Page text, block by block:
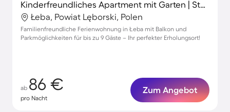
Kinderfreundliches Apartment mit Garten | Stadtblick
Łeba, Powiat Lęborski, Polen
Familienfreundliche Ferienwohnung in Łeba mit Balkon und
Parkmöglichkeiten für bis zu 9 Gäste – Ihr perfekter Erholungsort!
ab 86 €
pro Nacht
Zum Angebot